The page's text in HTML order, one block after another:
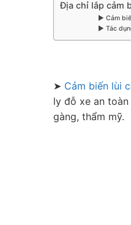
Địa chỉ lắp cảm
▶ Cảm
▶ Tác
➤ Cảm biến lùi
ly đỗ xe an
gàng, thẩm mỹ.